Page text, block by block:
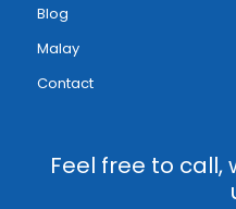
Blog
Malay
Contact
Feel free to